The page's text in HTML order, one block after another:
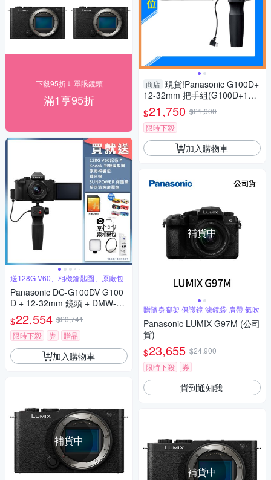
下殺95折⇓ 單眼鏡頭
滿1享95折
送128G V60、相機鑰匙圈、原廠包
Panasonic DC-G100DV G100
D + 12-32mm 鏡頭 + DMW-SH
GR2 三腳架握把組 公司貨
$22,554 $23,741
限時下殺
券 贈品
加入購物車
補貨中
商店 現貨!Panasonic G100D+
12-32mm 把手組(G100D+123
2+SHGR2，公司貨)G100
$21,750 $21,900
限時下殺
加入購物車
補貨中
贈隨身腳架 保護鏡 濾鏡袋 肩帶 氣吹
Panasonic LUMIX G97M (公司
貨)
$23,655 $24,900
限時下殺
券
貨到通知我
補貨中